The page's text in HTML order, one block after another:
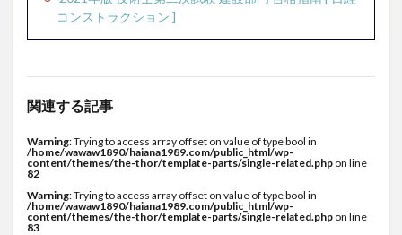
コンストラクション ]
関連する記事
Warning: Trying to access array offset on value of type bool in
/home/wawaw1890/haiana1989.com/public_html/wp-
content/themes/the-thor/template-parts/single-related.php on line
82
Warning: Trying to access array offset on value of type bool in
/home/wawaw1890/haiana1989.com/public_html/wp-
content/themes/the-thor/template-parts/single-related.php on line
83